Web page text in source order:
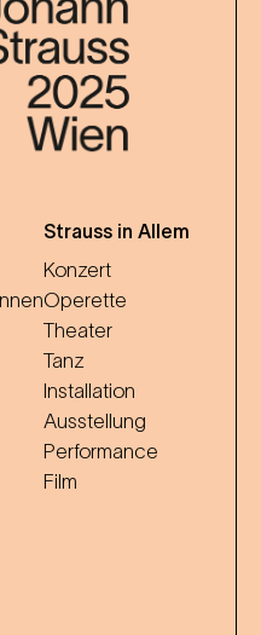
Strauss in Allem
Konzert
Operette
Theater
Tanz
Installation
Ausstellung
Performance
Film